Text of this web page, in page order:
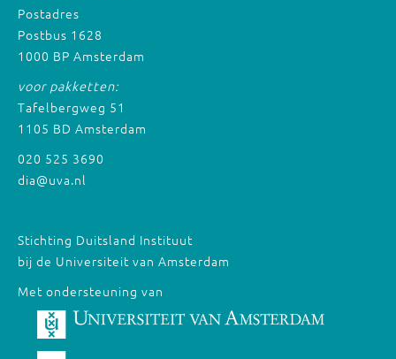
Postadres
Postbus 1628
1000 BP Amsterdam
voor pakketten:
Tafelbergweg 51
1105 BD Amsterdam
020 525 3690
dia@uva.nl
Stichting Duitsland Instituut
bij de Universiteit van Amsterdam
Met ondersteuning van